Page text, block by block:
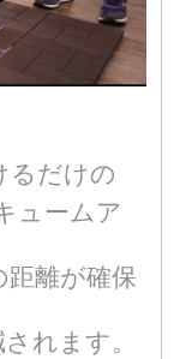
るだけの
ュームア
離が確保
れます。